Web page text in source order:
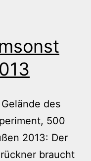
des
500
2013: Der
braucht